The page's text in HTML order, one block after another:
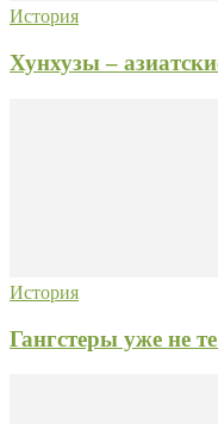
История
Хунхузы –
История
Гангстеры уже не